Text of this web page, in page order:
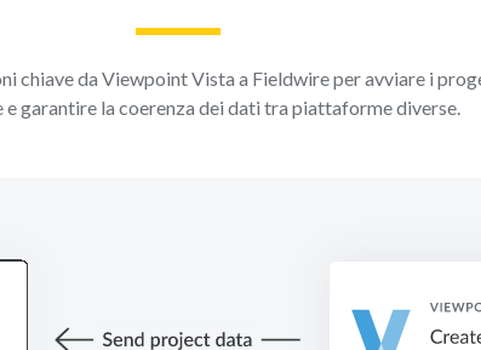
chiave da Viewpoint Vista a Fieldwire per avviare i
e garantire la coerenza dei dati tra piattaforme diverse.